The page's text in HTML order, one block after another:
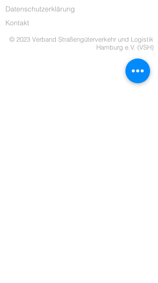
Datenschutzerklärung
Kontakt
© 2023 Verband Straßengüterverkehr und Logistik
Hamburg e.V. (VSH)